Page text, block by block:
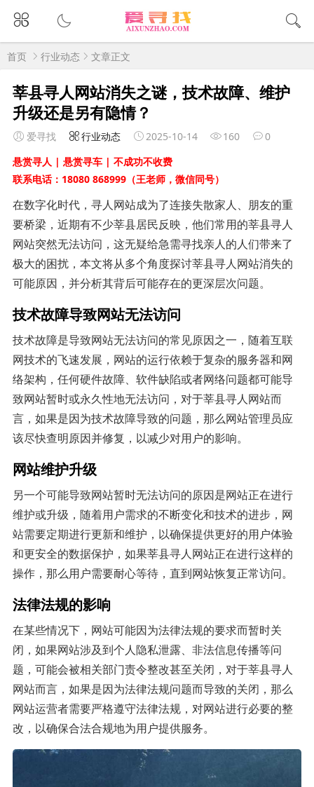
首页 行业动态 文章正文
莘县寻人网站消失之谜，技术故障、维护
升级还是另有隐情？
爱寻找 行业动态 2025-10-14 160
0
悬赏寻人 | 悬赏寻车 | 不成功不收费
联系电话：18080 868999（王老师，微信同号）
在数字化时代，寻人网站成为了连接失散家人、朋友的重
要桥梁，近期有不少莘县居民反映，他们常用的莘县寻人
网站突然无法访问，这无疑给急需寻找亲人的人们带来了
极大的困扰，本文将从多个角度探讨莘县寻人网站消失的
可能原因，并分析其背后可能存在的更深层次问题。
技术故障导致网站无法访问
技术故障是导致网站无法访问的常见原因之一，随着互联
网技术的飞速发展，网站的运行依赖于复杂的服务器和网
络架构，任何硬件故障、软件缺陷或者网络问题都可能导
致网站暂时或永久性地无法访问，对于莘县寻人网站而
言，如果是因为技术故障导致的问题，那么网站管理员应
该尽快查明原因并修复，以减少对用户的影响。
网站维护升级
另一个可能导致网站暂时无法访问的原因是网站正在进行
维护或升级，随着用户需求的不断变化和技术的进步，网
站需要定期进行更新和维护，以确保提供更好的用户体验
和更安全的数据保护，如果莘县寻人网站正在进行这样的
操作，那么用户需要耐心等待，直到网站恢复正常访问。
法律法规的影响
在某些情况下，网站可能因为法律法规的要求而暂时关
闭，如果网站涉及到个人隐私泄露、非法信息传播等问
题，可能会被相关部门责令整改甚至关闭，对于莘县寻人
网站而言，如果是因为法律法规问题而导致的关闭，那么
网站运营者需要严格遵守法律法规，对网站进行必要的整
改，以确保合法合规地为用户提供服务。